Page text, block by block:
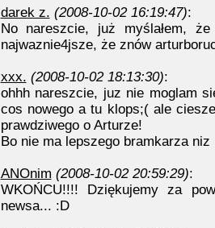
darek z. (2008-10-02 16:19:47):
No nareszcie, już myślałem,
najwaznie4jsze, że znów
xxx. (2008-10-02 18:13:30):
ohhh nareszcie, juz nie moglam
cos nowego a tu klops;( ale
prawdziwego o Arturze!
Bo nie ma lepszego bramkarza niz
ANOnim (2008-10-02 20:59:29):
WKOŃCU!!!! Dziękujemy za
newsa... :D